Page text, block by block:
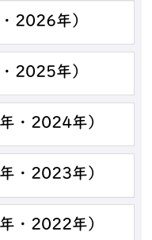
2026年）
2025年）
・2024年）
・2023年）
・2022年）